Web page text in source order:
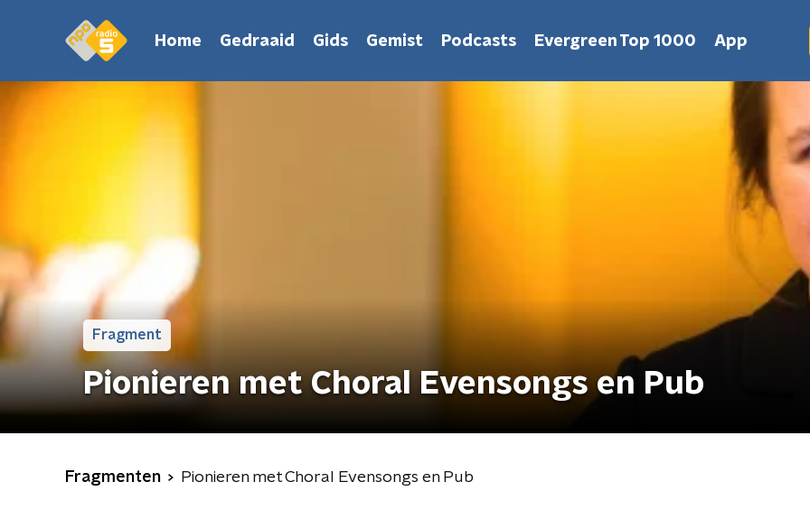
Home Gedraaid Gids Gemist Podcasts Evergreen Top 1000 App
Fragment
Pionieren met Choral Evensongs en Pub
Fragmenten Pionieren met Choral Evensongs en Pub